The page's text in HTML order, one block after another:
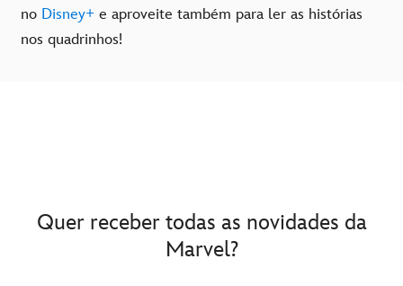
no Disney+ e aproveite também para ler as histórias
nos quadrinhos!
Quer receber todas as novidades da
Marvel?